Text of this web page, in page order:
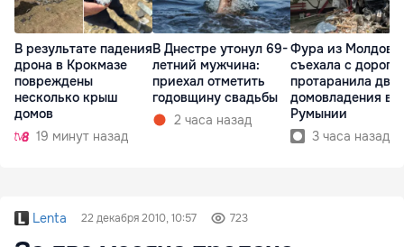
В результате падения
дрона в Крокмазе
повреждены
несколько крыш
домов
19 минут назад
В Днестре утонул 69-
летний мужчина:
приехал отметить
годовщину свадьбы
2 часа назад
Фура из Молдовы
съехала с дороги
протаранила два
домовладения в
Румынии
3 часа назад
Lenta 22 декабря 2010, 10:57 723